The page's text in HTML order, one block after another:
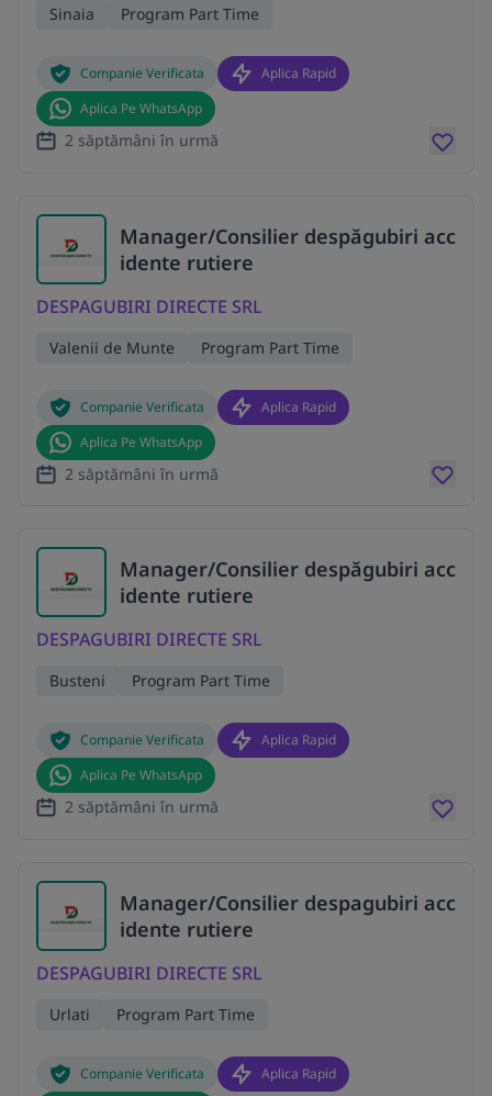
Sinaia Program Part Time
Companie Verificata
Aplica Rapid
Aplica Pe WhatsApp
2 săptămâni în urmă
Manager/Consilier despăgubiri acc
idente rutiere
DESPAGUBIRI DIRECTE SRL
Valenii de Munte Program Part Time
Companie Verificata
Aplica Rapid
Aplica Pe WhatsApp
2 săptămâni în urmă
Manager/Consilier despăgubiri acc
idente rutiere
DESPAGUBIRI DIRECTE SRL
Busteni Program Part Time
Companie Verificata
Aplica Rapid
Aplica Pe WhatsApp
2 săptămâni în urmă
Manager/Consilier despagubiri acc
idente rutiere
DESPAGUBIRI DIRECTE SRL
Urlati Program Part Time
Companie Verificata
Aplica Rapid